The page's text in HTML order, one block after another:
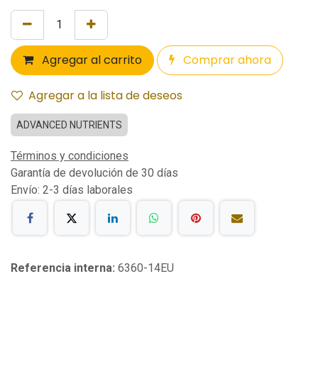
Agregar al carrito Comprar ahora
Agregar a la lista de deseos
ADVANCED NUTRIENTS
Términos y condiciones
Garantía de devolución de 30 días
Envío: 2-3 días laborales
Referencia interna: 6360-14EU